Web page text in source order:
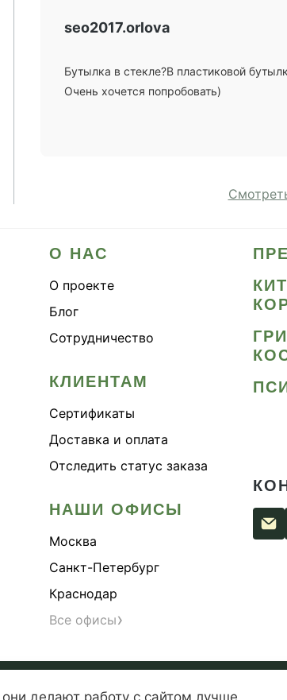
seo2017.orlova
Бутылка в стекле?В пластиковой
Очень хочется попробовать)
О НАС
О проекте
Блог
Сотрудничество
КЛИЕНТАМ
Сертификаты
Доставка и оплата
Отследить статус заказа
НАШИ ОФИСЫ
Москва
Санкт-Петербург
Краснодар
Все офисы›
они делают работу с сайтом лучше